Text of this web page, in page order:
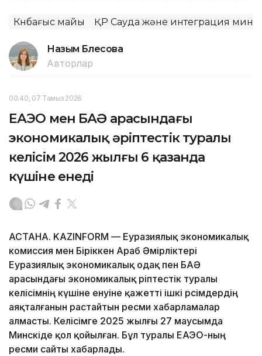
Күнбағыс майы ҚР Сауда және интеграция
Назым Бөлесова
Авторлар
00:40, 07 Тамыз 2026
ЕАЭО мен БАӘ арасындағы
экономикалық әріптестік туралы
келісім 2026 жылғы 6 қазанда
күшіне енеді
АСТАНА. KAZINFORM — Еуразиялық экономикалық
комиссия мен Біріккен Араб Әмірліктері
Еуразиялық экономикалық одақ пен БАӘ
арасындағы экономикалық әріптестік туралы
келісімнің күшіне енуіне қажетті ішкі рәсімдердің
аяқталғанын растайтын ресми хабарламалар
алмасты. Келісімге 2025 жылғы 27 маусымда
Минскіде қол қойылған. Бұл туралы ЕАЭО-ның
ресми сайты хабарлады.